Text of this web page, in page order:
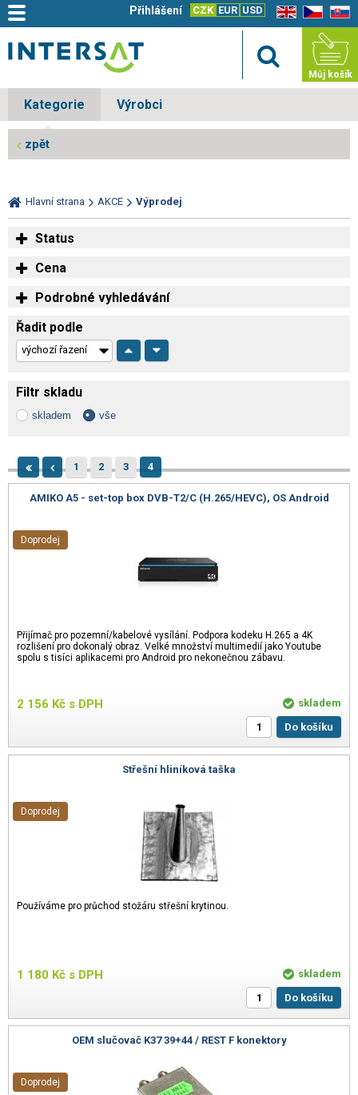
EN CZ SK
CZK EUR USD
Přihlášení
Můj košík
Kategorie Výrobci
zpět
Hlavní strana AKCE Výprodej
Status
Cena
Podrobné vyhledávání
Řadit podle
Filtr skladu
skladem vše
1 2 3 4
AMIKO A5 - set-top box DVB-T2/C (H.265/HEVC), OS Android
Přijímač pro pozemní/kabelové vysílání. Podpora kodeku H.265 a 4K
rozlišení pro dokonalý obraz. Velké množství multimedií jako Youtube
spolu s tisíci aplikacemi pro Android pro nekonečnou zábavu.
2 156 Kč s DPH
Doprodej
skladem
Do košíku
Střešní hliníková taška
Používáme pro průchod stožáru střešní krytinou.
1 180 Kč s DPH
Doprodej
skladem
Do košíku
OEM slučovač K37 39+44 / REST F konektory
Doprodej